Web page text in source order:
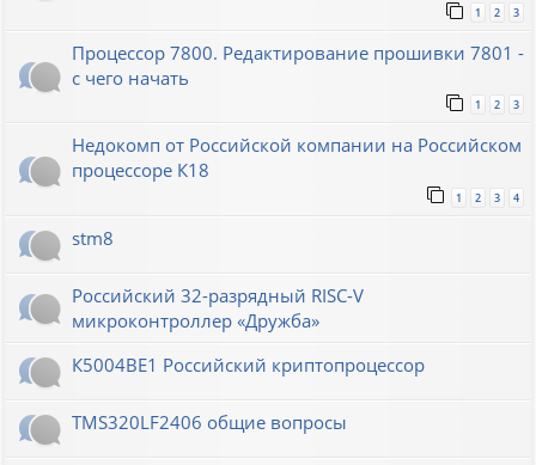
1 2 3
Процессор 7800. Редактирование прошивки 7801 -
с чего начать
1 2 3
Недокомп от Российской компании на Российском
процессоре К18
1 2 3 4
stm8
Российский 32-разрядный RISC-V
микроконтроллер «Дружба»
К5004ВЕ1 Российский криптопроцессор
TMS320LF2406 общие вопросы